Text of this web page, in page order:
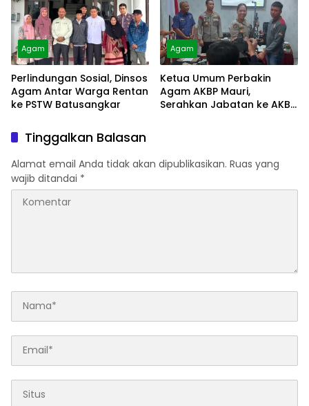
Agam
Perlindungan Sosial, Dinsos
Agam Antar Warga Rentan
ke PSTW Batusangkar
Agam
Ketua Umum Perbakin
Agam AKBP Mauri,
Serahkan Jabatan ke AKBP
Tinggalkan Balasan
Alamat email Anda tidak akan dipublikasikan. Ruas yang
wajib ditandai *